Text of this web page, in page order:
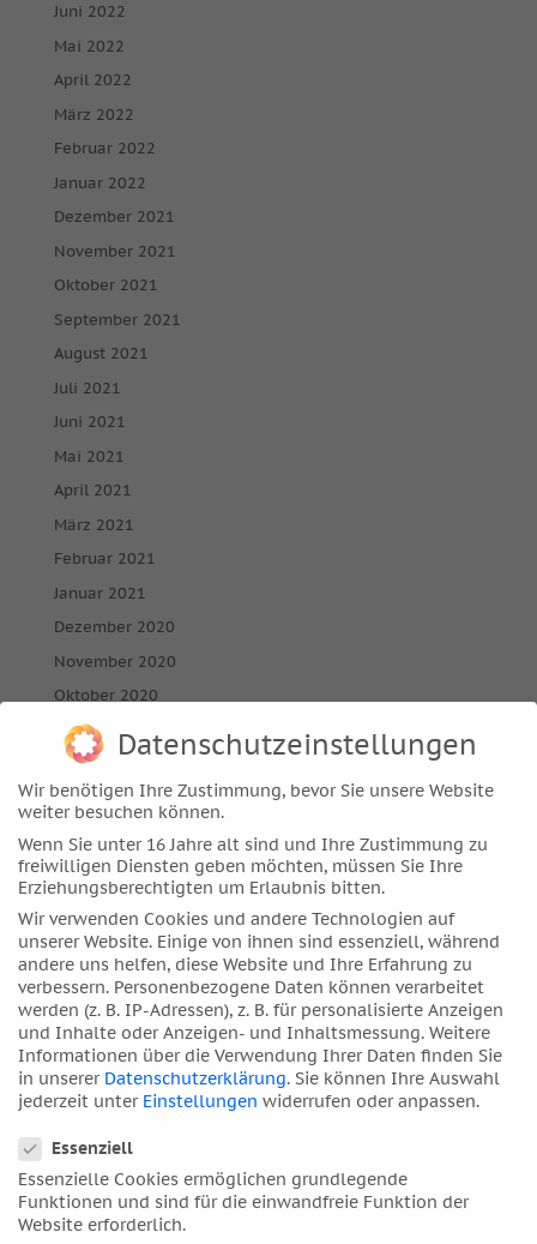
Juni 2022
Mai 2022
April 2022
März 2022
Februar 2022
Januar 2022
Dezember 2021
November 2021
Oktober 2021
September 2021
August 2021
Juli 2021
Juni 2021
Mai 2021
April 2021
März 2021
Februar 2021
Januar 2021
Dezember 2020
November 2020
Oktober 2020
September 2020
August 2020
Juli 2020
Mai 2020
April 2020
März 2020
Februar 2020
Januar 2020
Dezember 2019
November 2019
Oktober 2019
September 2019
August 2019
Juli 2019
Datenschutzeinstellungen
Wir benötigen Ihre Zustimmung, bevor Sie unsere Website
weiter besuchen können.
Wenn Sie unter 16 Jahre alt sind und Ihre Zustimmung zu
freiwilligen Diensten geben möchten, müssen Sie Ihre
Erziehungsberechtigten um Erlaubnis bitten.
Wir verwenden Cookies und andere Technologien auf
unserer Website. Einige von ihnen sind essenziell, während
andere uns helfen, diese Website und Ihre Erfahrung zu
verbessern. Personenbezogene Daten können verarbeitet
werden (z. B. IP-Adressen), z. B. für personalisierte Anzeigen
und Inhalte oder Anzeigen- und Inhaltsmessung. Weitere
Informationen über die Verwendung Ihrer Daten finden Sie
in unserer Datenschutzerklärung. Sie können Ihre Auswahl
jederzeit unter Einstellungen widerrufen oder anpassen.
Essenziell
Essenzielle Cookies ermöglichen grundlegende
Funktionen und sind für die einwandfreie Funktion der
Website erforderlich.